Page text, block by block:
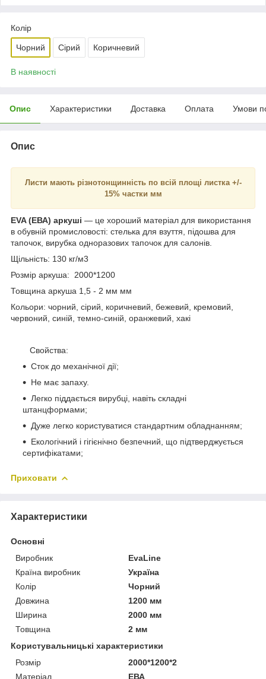
Колір
Чорний Сірий Коричневий
В наявності
Опис Характеристики Доставка Оплата Умови
Опис
Листи мають різнотонщинність по всій площі листка +/-
15% частки мм
EVA (ЕВА) аркуші — це хороший матеріал для використання
в обувній промисловості: стелька для взуття, підошва для
тапочок, вирубка одноразових тапочок для салонів.
Щільність: 130 кг/м3
Розмір аркуша: 2000*1200
Товщина аркуша 1,5 - 2 мм мм
Кольори: чорний, сірий, коричневий, бежевий, кремовий,
червоний, синій, темно-синій, оранжевий, хакі
Свойства:
Сток до механічної дії;
Не має запаху.
Легко піддається вирубці, навіть складні
штанцформами;
Дуже легко користуватися стандартним обладнанням;
Екологічний і гігієнічно безпечний, що підтверджується
сертифікатами;
Приховати
Характеристики
Основні
Виробник
EvaLine
Країна виробник
Україна
Колір
Чорний
Довжина
1200 мм
Ширина
2000 мм
Товщина
2 мм
Користувальницькі характеристики
Розмір
2000*1200*2
Матеріал
ЕВА